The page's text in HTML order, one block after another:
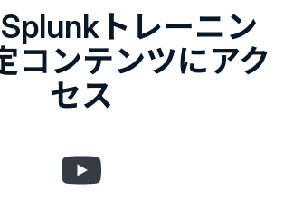
トレーニン
コンテンツにアク
セス